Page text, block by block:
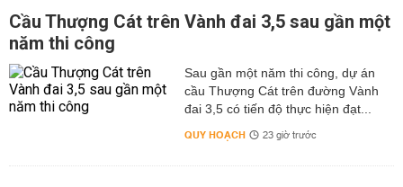
Cầu Thượng Cát trên Vành đai 3,5 sau gần một
năm thi công
Sau gần một năm thi công, dự án
cầu Thượng Cát trên đường Vành
đai 3,5 có tiến độ thực hiện đạt...
QUY HOẠCH 23 giờ trước